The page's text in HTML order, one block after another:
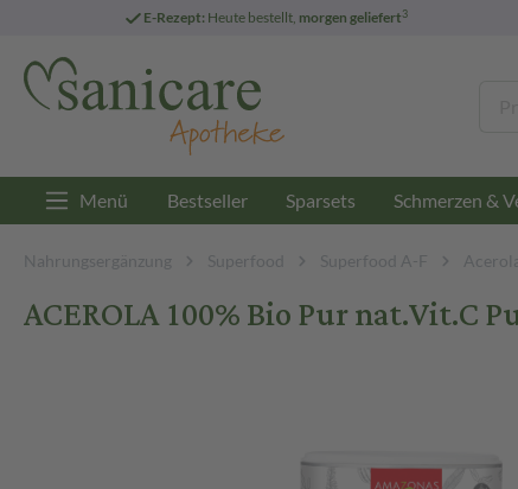
E-Rezept: Heute bestellt, morgen geliefert3
Menü Bestseller Sparsets Schmerzen &
Nahrungsergänzung Superfood Superfood A-F
ACEROLA 100% Bio Pur nat.Vit.C